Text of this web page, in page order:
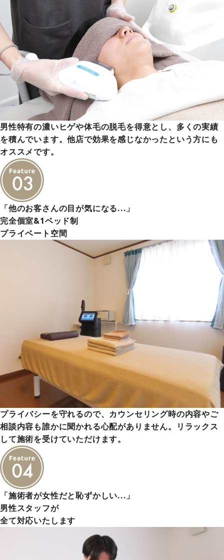
男性特有の濃いヒゲや体毛の脱毛を得意とし、多くの実績
を積んでいます。他店で効果を感じなかったという方にも
オススメです。
「他のお客さんの目が気になる…」
完全個室&1ベッド制
プライベート空間
プライバシーを守れるので、カウンセリング時の内容やご
相談内容も誰かに聞かれる心配がありません。リラックス
して施術を受けていただけます。
「施術者が女性だと恥ずかしい…」
男性スタッフが
全て対応いたします